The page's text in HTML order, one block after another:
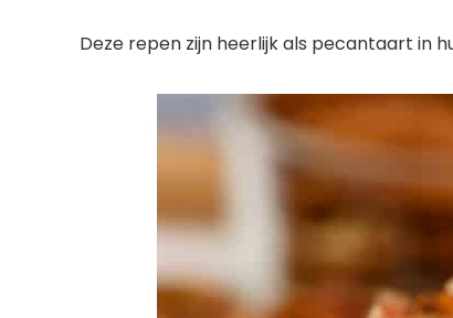
Deze repen zijn heerlijk als pecantaart in